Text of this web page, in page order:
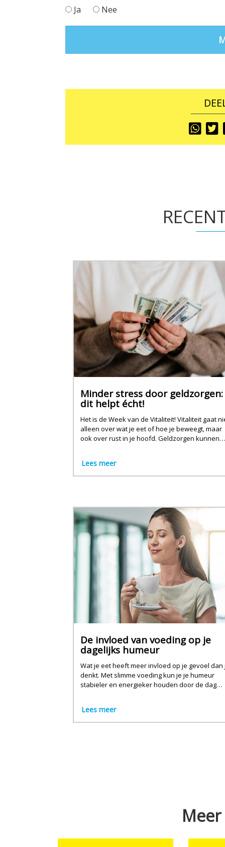
Ja Nee
Share
Minder stress door geldzorgen:
dit helpt écht!
Het is de Week van de Vitaliteit! Vitaliteit gaat
alleen over wat je eet of hoe je beweegt, maar
ook over rust in je hoofd. Geldzorgen kunnen
Lees meer
De invloed van voeding op je
dagelijks humeur
Wat je eet heeft meer invloed op je gevoel dan
denkt. Met slimme voeding kun je je humeur
stabieler en energieker houden door de dag
Lees meer